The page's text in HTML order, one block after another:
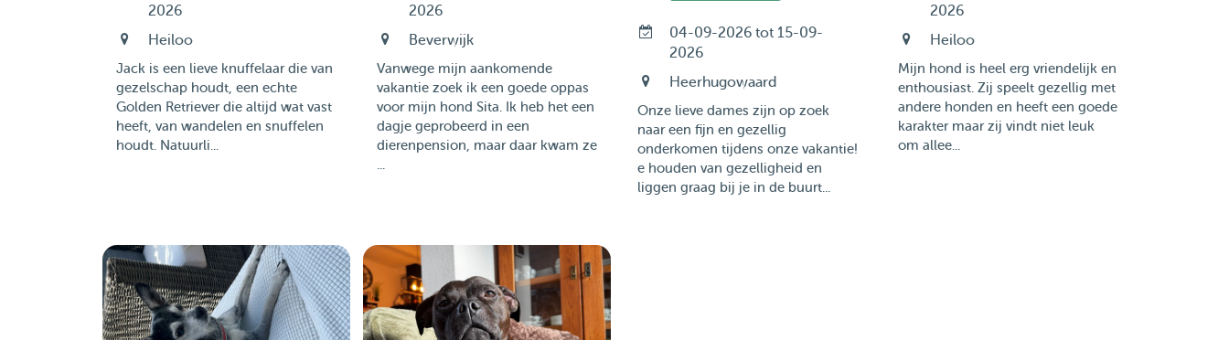
2026
Heiloo
Jack is een lieve knuffelaar die van
gezelschap houdt, een echte
Golden Retriever die altijd wat vast
heeft, van wandelen en snuffelen
houdt. Natuurli...
2026
Beverwijk
Vanwege mijn aankomende
vakantie zoek ik een goede oppas
voor mijn hond Sita. Ik heb het een
dagje geprobeerd in een
dierenpension, maar daar kwam ze
...
04-09-2026 tot 15-09-
2026
Heerhugowaard
Onze lieve dames zijn op zoek
naar een fijn en gezellig
onderkomen tijdens onze vakantie!
e houden van gezelligheid en
liggen graag bij je in de buurt...
2026
Heiloo
Mijn hond is heel erg vriendelijk en
enthousiast. Zij speelt gezellig met
andere honden en heeft een goede
karakter maar zij vindt niet leuk
om allee...